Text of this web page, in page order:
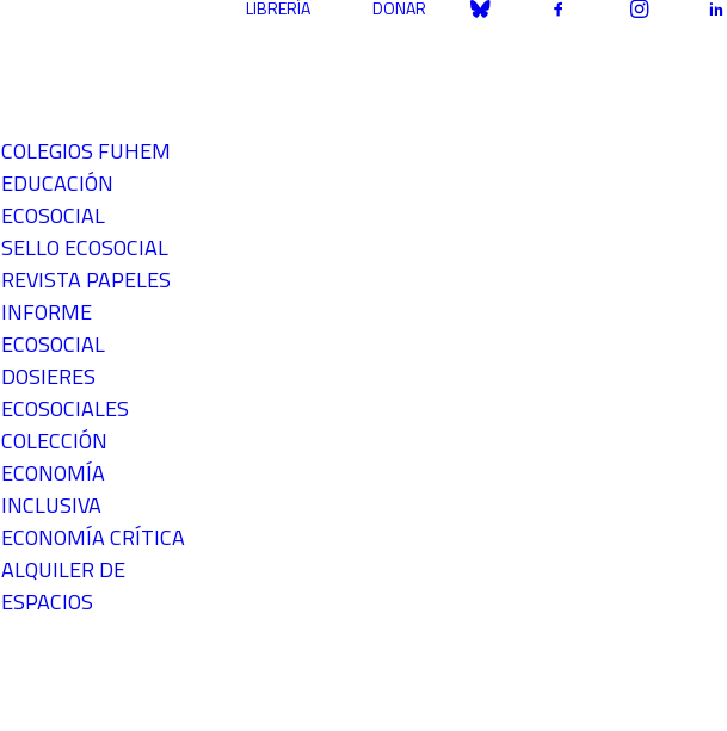
COLEGIOS FUHEM
EDUCACIÓN
ECOSOCIAL
SELLO ECOSOCIAL
REVISTA PAPELES
INFORME
ECOSOCIAL
DOSIERES
ECOSOCIALES
COLECCIÓN
ECONOMÍA
INCLUSIVA
ECONOMÍA CRÍTICA
ALQUILER DE
ESPACIOS
LIBRERÍA DONAR